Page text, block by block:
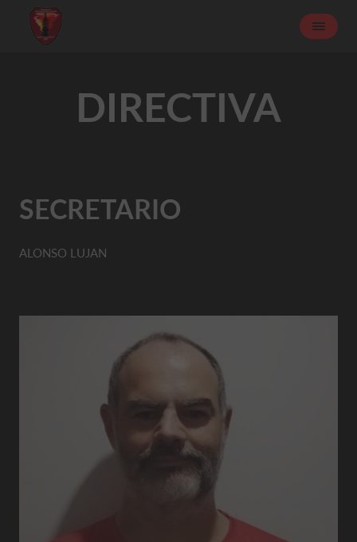
DIRECTIVA
SECRETARIO
ALONSO LUJAN